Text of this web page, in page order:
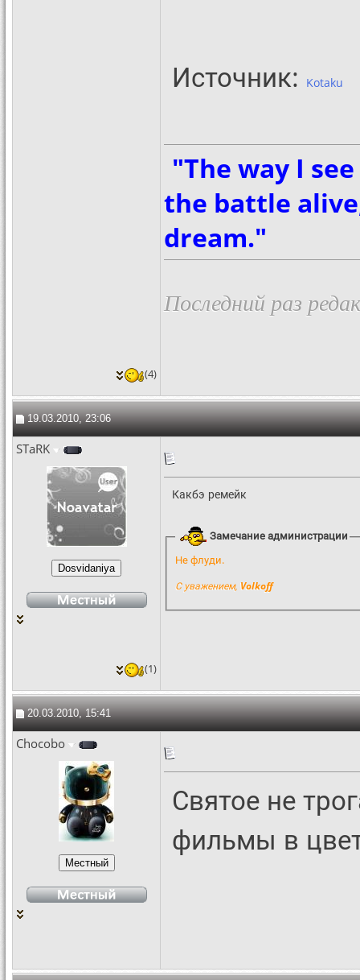
Источник: Kotaku
"The way I
the battle
dream."
Последний раз
(4)
19.03.2010, 23:06
STaRK
Какбэ ремейк
Замечание администрации
Не флуди.
С уважением, Volkoff
(1)
20.03.2010, 15:41
Chocobo
Святое не
фильмы в